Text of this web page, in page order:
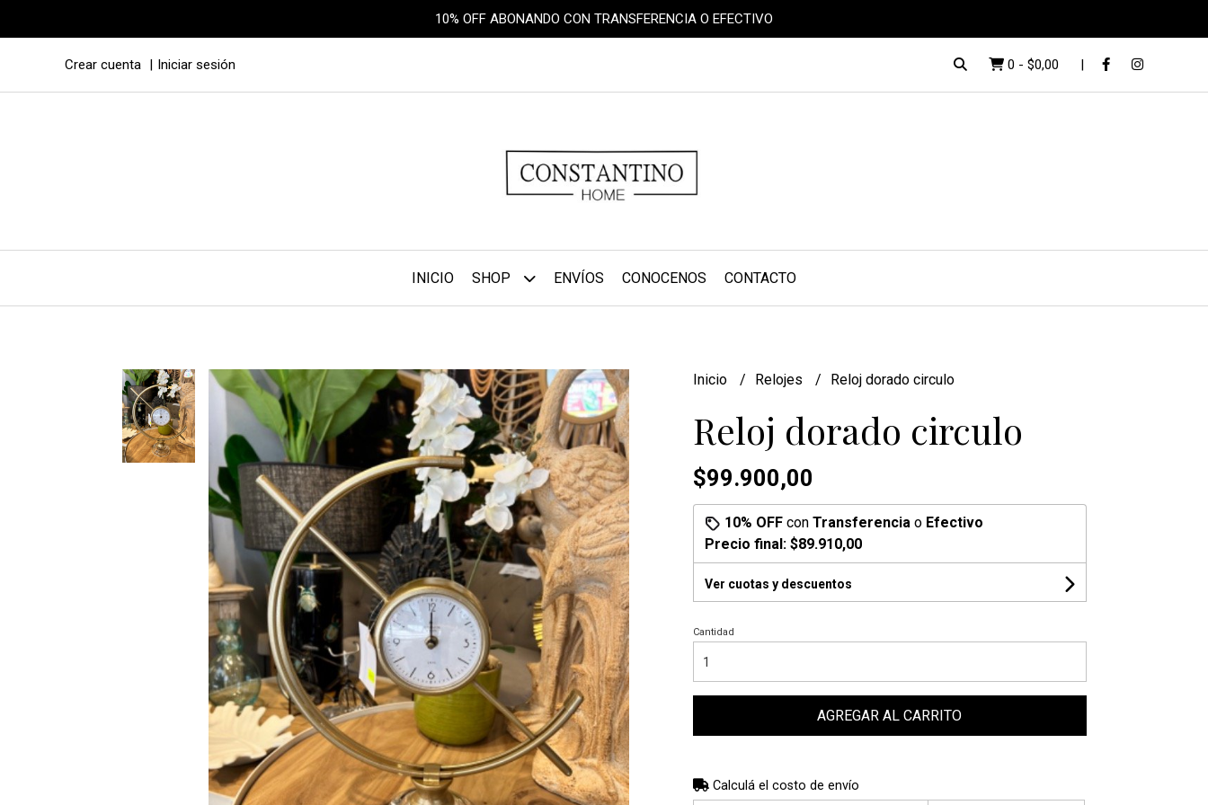
10% OFF ABONANDO CON TRANSFERENCIA O EFECTIVO
Crear cuenta Iniciar sesión 0 - $0,00
INICIO SHOP ENVÍOS CONOCENOS CONTACTO
Inicio Relojes Reloj dorado circulo
Reloj dorado circulo
$99.900,00
10% OFFcon Transferenciao Efectivo
Precio final: $89.910,00
Ver cuotas y descuentos
Cantidad
AGREGAR AL CARRITO
Calculá el costo de envío